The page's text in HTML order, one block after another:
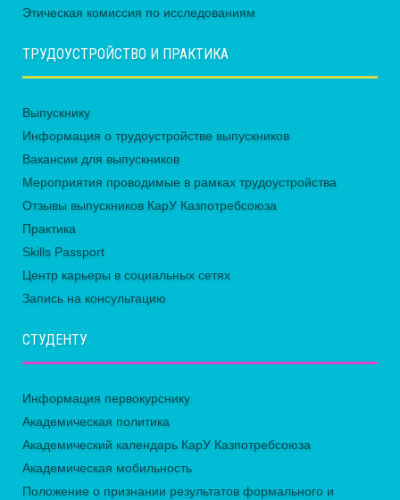
Этическая комиссия по исследованиям
ТРУДОУСТРОЙСТВО И ПРАКТИКА
Выпускнику
Информация о трудоустройстве выпускников
Вакансии для выпускников
Мероприятия проводимые в рамках трудоустройства
Отзывы выпускников КарУ Казпотребсоюза
Практика
Skills Passport
Центр карьеры в социальных сетях
Запись на консультацию
СТУДЕНТУ
Информация первокурснику
Академическая политика
Академический календарь КарУ Казпотребсоюза
Академическая мобильность
Положение о признании результатов формального и